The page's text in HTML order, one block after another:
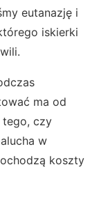
eutanazję i
iskierki
ma od
czy
w
koszty